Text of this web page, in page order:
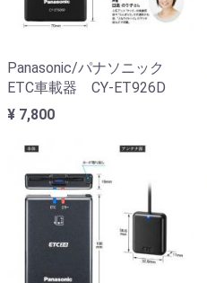
Panasonic/パナソニック
ETC車載器 CY-ET926D
¥ 7,800